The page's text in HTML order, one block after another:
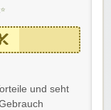
und seht